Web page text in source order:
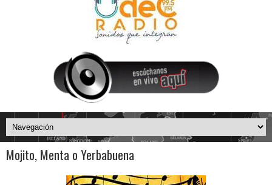
Mojito, Menta o Yerbabuena